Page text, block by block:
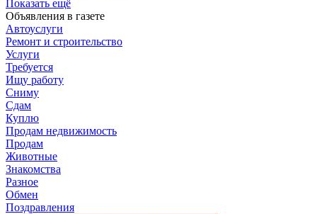
Показать ещё
Объявления в газете
Автоуслуги
Ремонт и строительство
Услуги
Требуется
Ищу работу
Сниму
Сдам
Куплю
Продам недвижимость
Продам
Животные
Знакомства
Разное
Обмен
Поздравления